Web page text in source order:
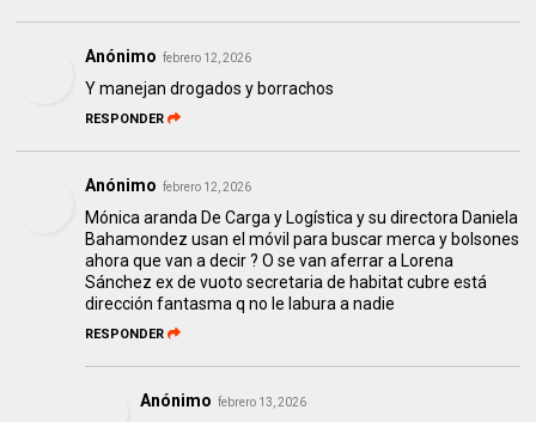
Anónimo febrero 12, 2026
Y manejan drogados y borrachos
RESPONDER
Anónimo febrero 12, 2026
Mónica aranda De Carga y Logística y su directora Daniela
Bahamondez usan el móvil para buscar merca y bolsones
ahora que van a decir ? O se van aferrar a Lorena
Sánchez ex de vuoto secretaria de habitat cubre está
dirección fantasma q no le labura a nadie
RESPONDER
Anónimo febrero 13, 2026